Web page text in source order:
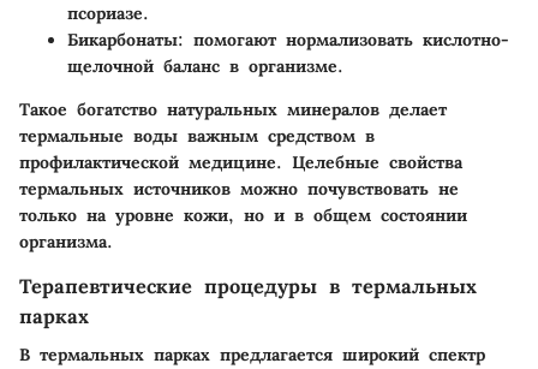
псориазе.
Бикарбонаты: помогают нормализовать кислотно-
щелочной баланс в организме.
Такое богатство натуральных минералов делает
термальные воды важным средством в
профилактической медицине. Целебные свойства
термальных источников можно почувствовать не
только на уровне кожи, но и в общем состоянии
организма.
Терапевтические процедуры в термальных
парках
В термальных парках предлагается широкий спектр